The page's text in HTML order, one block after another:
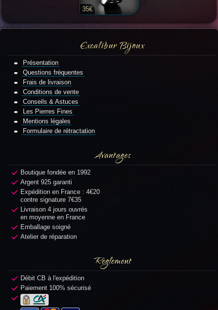
35€
Excalibur Bijoux
Présentation
Questions fréquentes
Frais de livraison
Conditions de vente
Conseils & Astuces
Les Pierres Fines
Mentions légales
Formulaire de rétractation
Avantages
Boutique fondée en 1992
Argent 925 garanti
Expédition en France : 4€20
contre signature 7€35
Livraison 4 jours ouvrés
en moyenne en France
Emballage soigné
Atelier de réparation
Règlement
Débit CB à l'expédition
Paiement 100% sécurisé